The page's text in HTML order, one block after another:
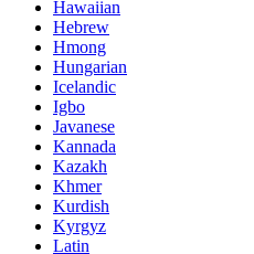
Hawaiian
Hebrew
Hmong
Hungarian
Icelandic
Igbo
Javanese
Kannada
Kazakh
Khmer
Kurdish
Kyrgyz
Latin